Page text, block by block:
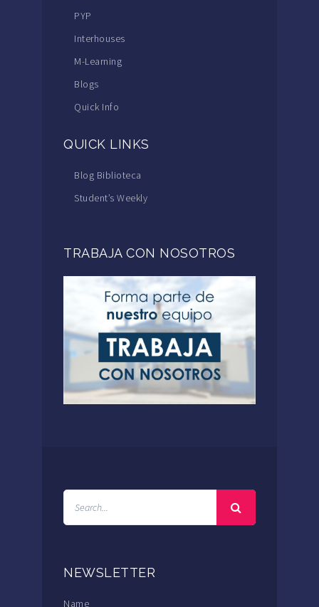
PYP
Interhouses
M-Learning
Blogs
Quick Info
QUICK LINKS
Blog Biblioteca
Student’s Weekly
TRABAJA CON NOSOTROS
NEWSLETTER
Name